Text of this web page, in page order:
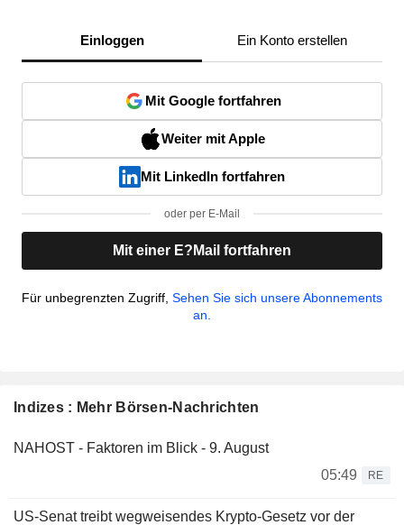
Einloggen Ein Konto erstellen
Mit Google fortfahren
Weiter mit Apple
Mit LinkedIn fortfahren
oder per E-Mail
Mit einer E?Mail fortfahren
Für unbegrenzten Zugriff, Sehen Sie sich unsere Abonnements
an.
Indizes : Mehr Börsen-Nachrichten
NAHOST - Faktoren im Blick - 9. August
05:49
RE
US-Senat treibt wegweisendes Krypto-Gesetz vor der